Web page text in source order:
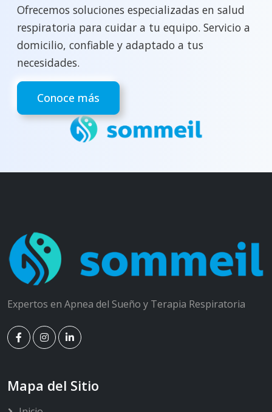
Ofrecemos soluciones especializadas en salud
respiratoria para cuidar a tu equipo. Servicio a
domicilio, confiable y adaptado a tus
necesidades.
Conoce más
Expertos en Apnea del Sueño y Terapia Respiratoria
Mapa del Sitio